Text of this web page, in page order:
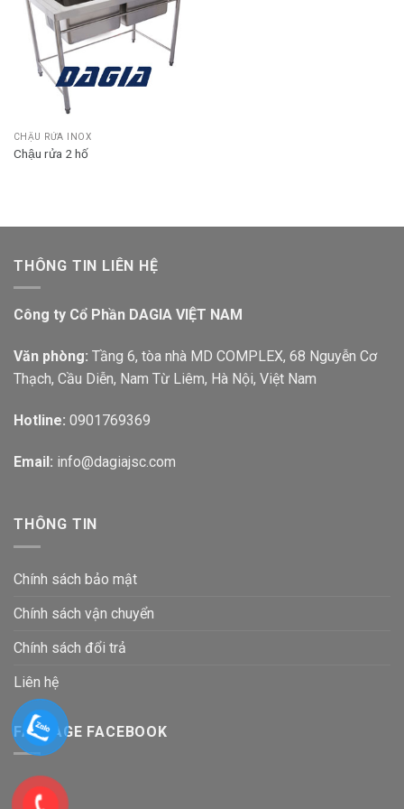
CHẬU RỬA INOX
Chậu rửa 2 hố
THÔNG TIN LIÊN HỆ
Công ty Cổ Phần DAGIA VIỆT NAM
Văn phòng: Tầng 6, tòa nhà MD COMPLEX, 68 Nguyễn Cơ
Thạch, Cầu Diễn, Nam Từ Liêm, Hà Nội, Việt Nam
Hotline: 0901769369
Email: info@dagiajsc.com
THÔNG TIN
Chính sách bảo mật
Chính sách vận chuyển
Chính sách đổi trả
Liên hệ
FANPAGE FACEBOOK